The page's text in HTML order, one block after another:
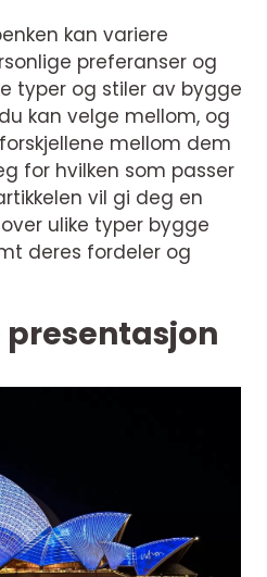
kan variere
preferanser og
typer og stiler av bygge
kan velge mellom, og
mellom dem
for hvilken som passer
vil gi deg en
ulike typer bygge
deres fordeler og